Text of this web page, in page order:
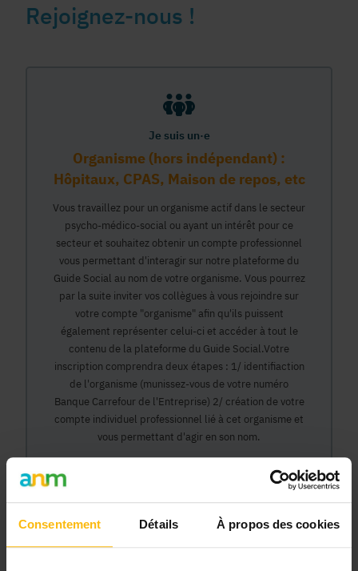
Consentement Détails À propos des cookies
Rejoignez-nous !
Je suis un·e
Organisme (hors indépendant) :
Hôpitaux, CPAS, Maison de repos, etc
Vous travaillez pour un organisme actif dans le secteur
psycho-médico-social ou ayant un intérêt pour ce
secteur et souhaitez obtenir un compte professionnel
vous permettant d'interagir sur notre plateforme du
Guide Social au nom de votre organisme. Vous pourrez
par la suite inviter vos collègues à vous rejoindre sur
votre compte "organisme" afin qu'ils puissent
également représenter celui-ci et accéder à tout le
contenu de la plateforme du Guide Social.Votre
inscription comprendra deux étapes : 1/ identifiaction
de l'organisme (munissez-vous de votre numéro
Banque Carrefour de l'Entreprise) 2/ création de votre
compte individuel professionnel lié à cet organisme et
vous permettant d'agir en son nom.